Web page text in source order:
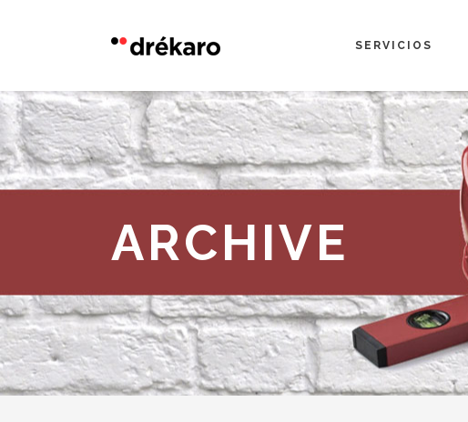
SERVICIOS
Construcción
Reformas
Mantenimiento
Particulares
Empresas
Administradores
Con nuestro «Plan Actualiza» >
ARCHIVE